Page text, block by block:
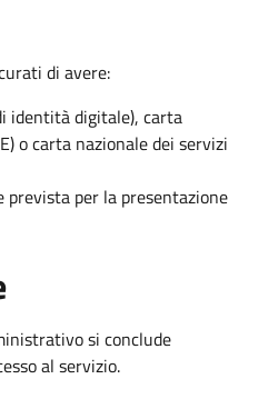
di avere:
identità digitale), carta
o carta nazionale dei servizi
per la presentazione
si conclude
al servizio.